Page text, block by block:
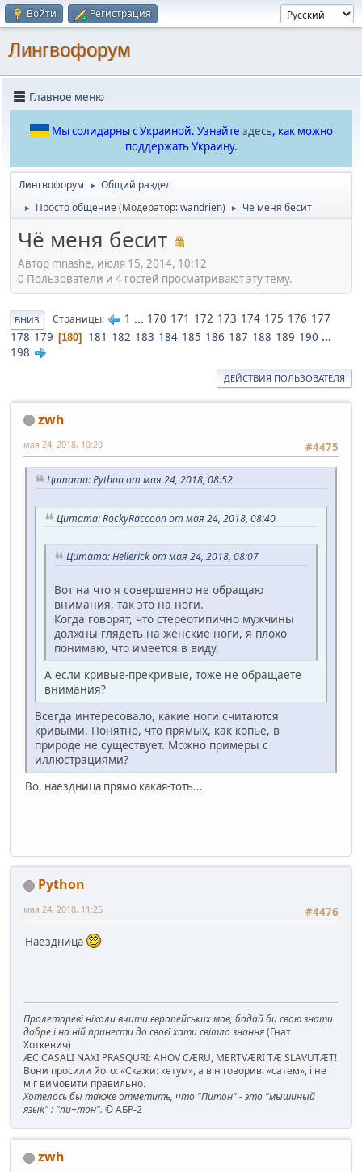
Войти Регистрация
Лингвофорум
Главное меню
Мы солидарны с Украиной. Узнайте здесь, как можно
поддержать Украину.
Лингвофорум ► Общий раздел
► Просто общение(Модератор:wandrien) ► Чё меня бесит
Чё меня бесит
Автор mnashe, июля 15, 2014, 10:12
0 Пользователи и 4 гостей просматривают эту тему.
ВНИЗ Страницы 1 ... 170 171 172 173 174 175 176 177
178 179 180 181 182 183 184 185 186 187 188 189 190 ...
198
ДЕЙСТВИЯ ПОЛЬЗОВАТЕЛЯ
zwh
#4475
мая 24, 2018, 10:20
Цитата: Python от мая 24, 2018, 08:52
Цитата: RockyRaccoon от мая 24, 2018, 08:40
Цитата: Hellerick от мая 24, 2018, 08:07
Вот на что я совершенно не обращаю
внимания, так это на ноги.
Когда говорят, что стереотипично мужчины
должны глядеть на женские ноги, я плохо
понимаю, что имеется в виду.
А если кривые-прекривые, тоже не обращаете
внимания?
Всегда интересовало, какие ноги считаются
кривыми. Понятно, что прямых, как копье, в
природе не существует. Можно примеры с
иллюстрациями?
Во, наездница прямо какая-тоть...
Python
#4476
мая 24, 2018, 11:25
Наездница
Пролетареві ніколи вчити європейських мов, бодай би свою знати
добре і на ній принести до своєї хати світло знання(Гнат
Хоткевич)
ÆC CASALI NAXI PRASQURI: AHOV CÆRU, MERTVÆRI TÆ SLAVUTÆT!
Вони просили його: «Скажи: кетум», а він говорив: «сатем», і не
міг вимовити правильно.
Хотелось бы также отметить, что "Питон" - это "мышиный
язык" : "пи+тон". © АБР-2
zwh